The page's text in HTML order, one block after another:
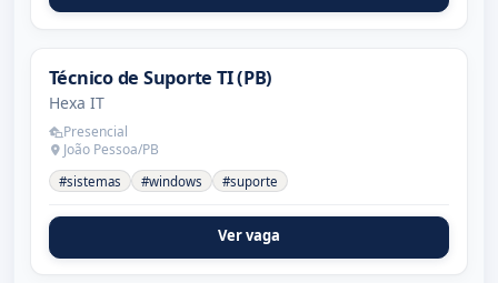
Técnico de Suporte TI (PB)
Hexa IT
Presencial
João Pessoa/PB
#sistemas #windows #suporte
Ver vaga